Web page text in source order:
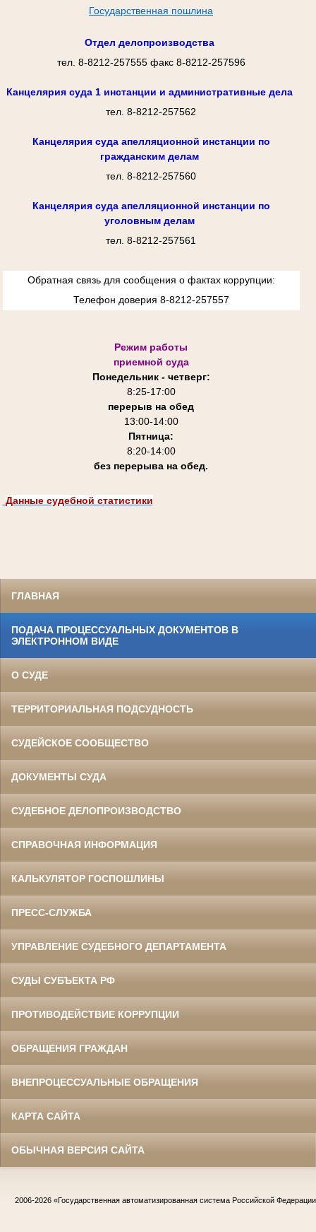
Государственная пошлина
Отдел делопроизводства
тел. 8-8212-257555 факс 8-8212-257596
Канцелярия суда 1 инстанции и административные дела
тел. 8-8212-257562
Канцелярия суда апелляционной инстанции по
гражданским делам
тел. 8-8212-257560
Канцелярия суда апелляционной инстанции по
уголовным делам
тел. 8-8212-257561
Обратная связь для сообщения о фактах коррупции:
Телефон доверия 8-8212-257557
Режим работы
приемной суда
Понедельник - четверг:
8:25-17:00
перерыв на обед
13:00-14:00
Пятница:
8:20-14:00
без перерыва на обед.
Данные судебной статистики
ГЛАВНАЯ
ПОДАЧА ПРОЦЕССУАЛЬНЫХ ДОКУМЕНТОВ В
ЭЛЕКТРОННОМ ВИДЕ
О СУДЕ
ТЕРРИТОРИАЛЬНАЯ ПОДСУДНОСТЬ
СУДЕЙСКОЕ СООБЩЕСТВО
ДОКУМЕНТЫ СУДА
СУДЕБНОЕ ДЕЛОПРОИЗВОДСТВО
СПРАВОЧНАЯ ИНФОРМАЦИЯ
КАЛЬКУЛЯТОР ГОСПОШЛИНЫ
ПРЕСС-СЛУЖБА
УПРАВЛЕНИЕ СУДЕБНОГО ДЕПАРТАМЕНТА
СУДЫ СУБЪЕКТА РФ
ПРОТИВОДЕЙСТВИЕ КОРРУПЦИИ
ОБРАЩЕНИЯ ГРАЖДАН
ВНЕПРОЦЕССУАЛЬНЫЕ ОБРАЩЕНИЯ
КАРТА САЙТА
ОБЫЧНАЯ ВЕРСИЯ САЙТА
2006-2026 «Государственная автоматизированная система Российской